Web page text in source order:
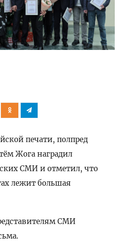
печати, полпред
Жога наградил
СМИ и отметил, что
лежит большая
СМИ